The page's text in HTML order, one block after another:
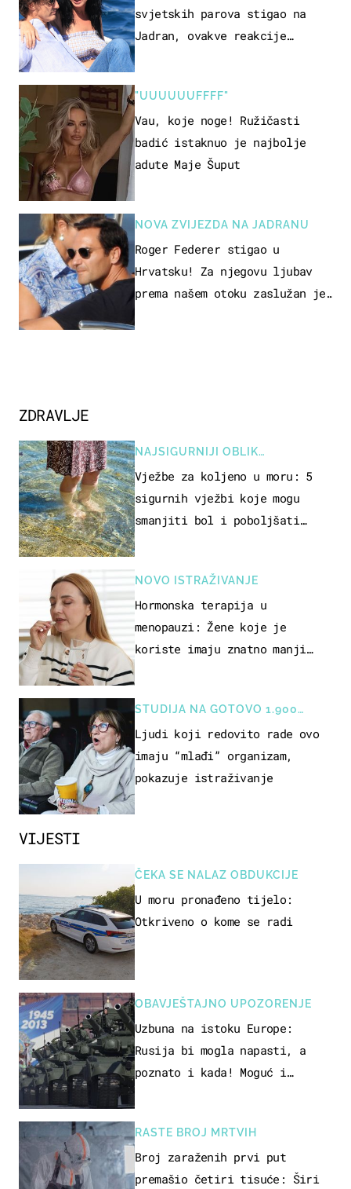
VIJESTI
ČEKA SE NALAZ OBDUKCIJE
U moru pronađeno tijelo:
Otkriveno o kome se radi
OBAVJEŠTAJNO UPOZORENJE
Uzbuna na istoku Europe:
Rusija bi mogla napasti, a
poznato i kada! Moguć i
RASTE BROJ MRTVIH
Broj zaraženih prvi put
premašio četiri tisuće: Širi
svjetskih parova stigao na
Jadran, ovakve reakcije
"UUUUUUFFFF"
Vau, koje noge! Ružičasti
badić istaknuo je najbolje
adute Maje Šuput
NOVA ZVIJEZDA NA JADRANU
Roger Federer stigao u
Hrvatsku! Za njegovu ljubav
prema našem otoku zaslužan je
ZDRAVLJE
NAJSIGURNIJI OBLIK
REKREACIJE
Vježbe za koljeno u moru: 5
sigurnih vježbi koje mogu
smanjiti bol i poboljšati
NOVO ISTRAŽIVANJE
Hormonska terapija u
menopauzi: Žene koje je
koriste imaju znatno manji
STUDIJA NA GOTOVO 1.900
OSOBA
Ljudi koji redovito rade ovo
imaju “mlađi” organizam,
pokazuje istraživanje